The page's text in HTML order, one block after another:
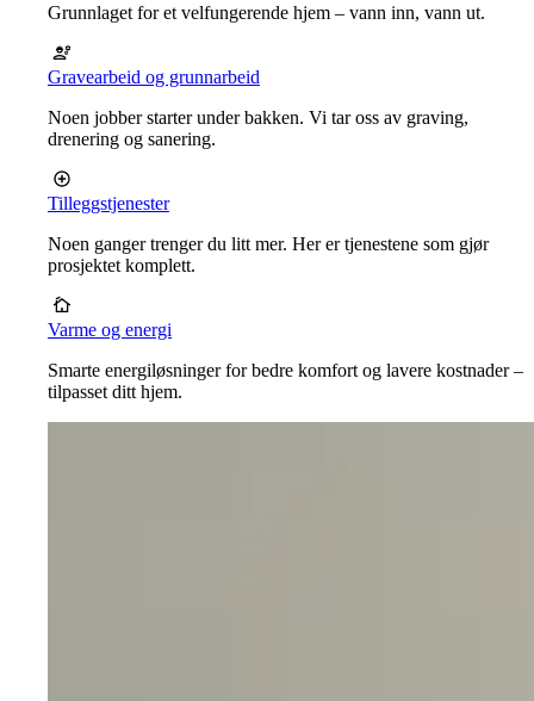
Grunnlaget for et velfungerende hjem – vann inn, vann ut.
Gravearbeid og grunnarbeid
Noen jobber starter under bakken. Vi tar oss av graving,
drenering og sanering.
Tilleggstjenester
Noen ganger trenger du litt mer. Her er tjenestene som gjør
prosjektet komplett.
Varme og energi
Smarte energiløsninger for bedre komfort og lavere kostnader –
tilpasset ditt hjem.